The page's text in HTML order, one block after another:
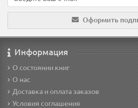
Оформить
Информация
О состоянии книг
О нас
Доставка и оплата заказов
Условия соглашения